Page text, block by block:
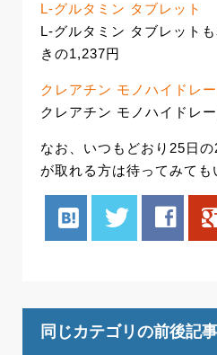
L-グルタミン タブレット
L-グルタミン タブレット
きの1,237円
クレアチン モノハイドレ
クレアチン モノハイドレ
なお、いつもどおり25日
が取れる方は待ってみても
hatenabookmark twitter facebook
同じカテゴリの前後記事